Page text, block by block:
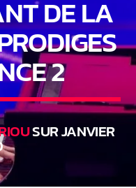
DE LA
2
SUR JANVIER